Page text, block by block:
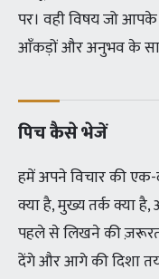
पर। वही विषय जो
आँकड़ों और अनुभव के
पिच कैसे भेजें
हमें अपने विचार की
क्या है, मुख्य तर्क क्या
पहले से लिखने की
देंगे और आगे की दिशा